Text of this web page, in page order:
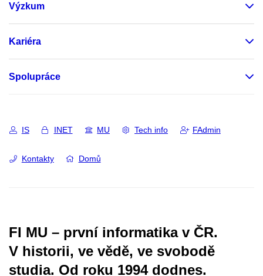
Výzkum
Kariéra
Spolupráce
IS INET MU Tech info FAdmin
Kontakty Domů
FI MU – první informatika v ČR.
V historii, ve vědě, ve svobodě
studia. Od roku 1994 dodnes.